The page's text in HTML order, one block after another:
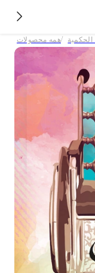
همه محصولات/ الحکمیة